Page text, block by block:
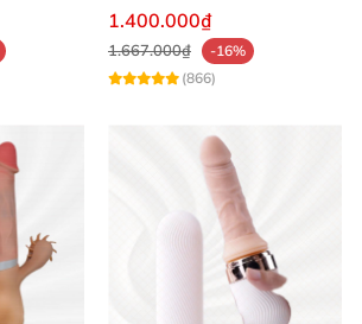
khiển từ xa
1.400.000₫
1.667.000₫
-16%
(866)